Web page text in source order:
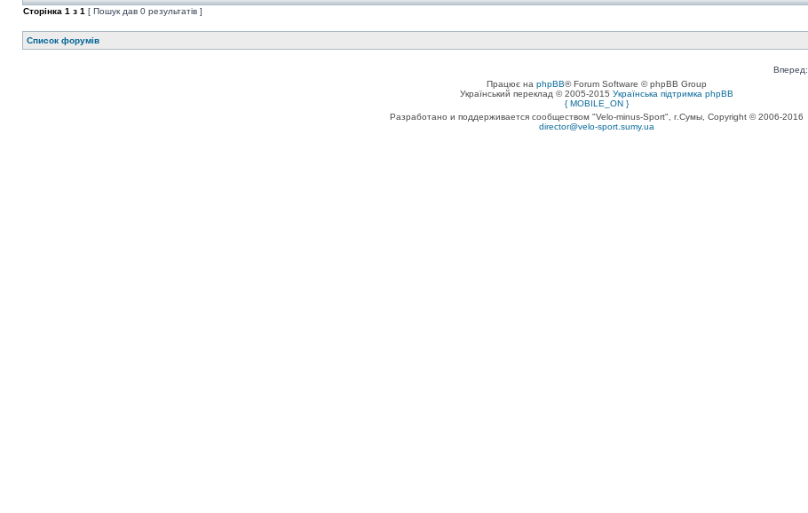
Сторінка 1 з 1 [ Пошук дав 0 результатів ]
Список форумів
Вперед:
Працює на phpBB® Forum Software © phpBB Group
Український переклад © 2005-2015 Українська підтримка phpBB
{ MOBILE_ON }
Разработано и поддерживается сообществом "Velo-minus-Sport", г.Сумы, Copyright © 2006-2016
director@velo-sport.sumy.ua